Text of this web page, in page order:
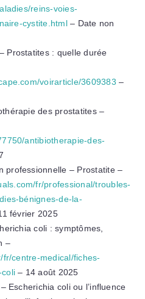
reins-voies-
cystite.html– Date non
Prostatites : quelle durée
voirarticle/3609383 –
des prostatites –
antibiotherapie-des-
professionnelle – Prostatite –
fr/professional/troubles-
bénignes-de-la-
février 2025
coli : symptômes,
–
fr/centre-medical/fiches-
coli – 14 août 2025
Escherichia coli ou l’influence